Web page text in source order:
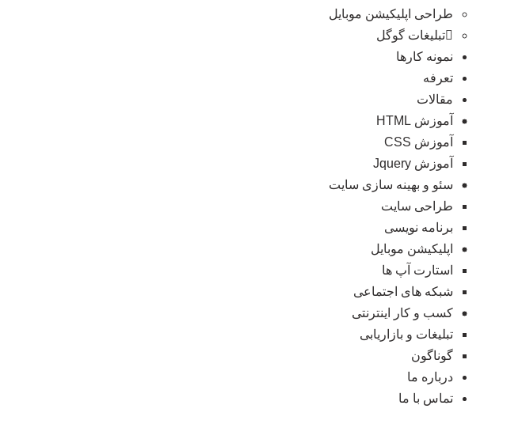
طراحی اپلیکیشن موبایل
تبلیغات گوگل
نمونه کارها
تعرفه
مقالات
آموزش HTML
آموزش CSS
آموزش Jquery
سئو و بهینه سازی سایت
طراحی سایت
برنامه نویسی
اپلیکیشن موبایل
استارت آپ ها
شبکه های اجتماعی
کسب و کار اینترنتی
تبلیغات و بازاریابی
گوناگون
درباره ما
تماس با ما